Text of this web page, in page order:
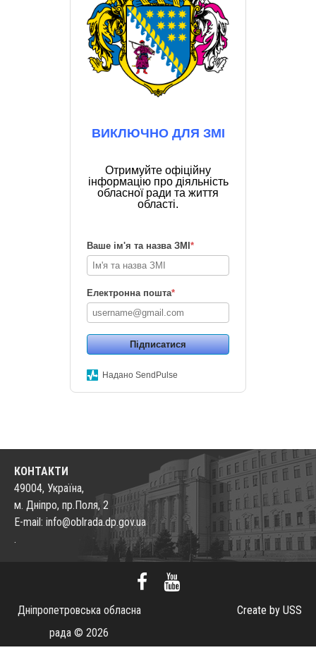
ВИКЛЮЧНО ДЛЯ ЗМІ
Отримуйте офіційну
інформацію про діяльність
обласної ради та життя
області.
Ваше ім'я та назва ЗМІ *
Електронна пошта*
Підписатися
Надано SendPulse
КОНТАКТИ
49004, Україна,
м. Дніпро, пр.Поля, 2
E-mail: info@oblrada.dp.gov.ua
.
Дніпропетровська обласна
рада © 2026
Create by USS